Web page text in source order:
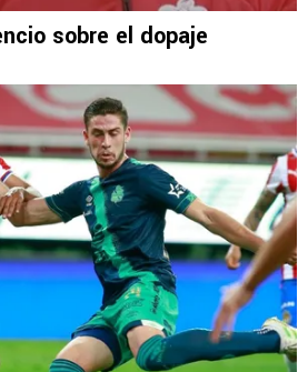
sobre el dopaje